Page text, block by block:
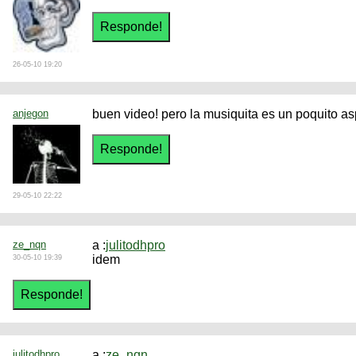
26-05-10 19:20
anjegon
29-05-10 22:22
buen video! pero la musiquita es un poquito
ze_nqn
30-05-10 19:39
a :julitodhpro
idem